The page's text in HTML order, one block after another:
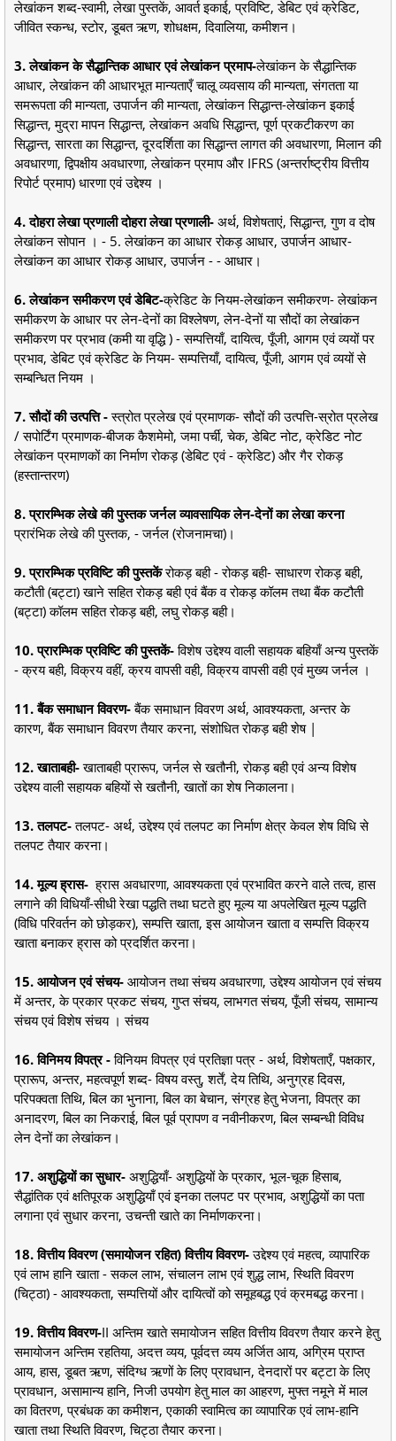
लेखांकन शब्द-स्वामी, लेखा पुस्तकें, आवर्त इकाई, प्रविष्टि, डेबिट एवं क्रेडिट,
जीवित स्कन्ध, स्टोर, डूबत ऋण, शोधक्षम, दिवालिया, कमीशन।
3. लेखांकन के सैद्धान्तिक आधार एवं लेखांकन प्रमाप-लेखांकन के सैद्धान्तिक
आधार, लेखांकन की आधारभूत मान्यताएँ चालू व्यवसाय की मान्यता, संगतता या
समरूपता की मान्यता, उपार्जन की मान्यता, लेखांकन सिद्धान्त-लेखांकन इकाई
सिद्धान्त, मुद्रा मापन सिद्धान्त, लेखांकन अवधि सिद्धान्त, पूर्ण प्रकटीकरण का
सिद्धान्त, सारता का सिद्धान्त, दूरदर्शिता का सिद्धान्त लागत की अवधारणा, मिलान की
अवधारणा, द्विपक्षीय अवधारणा, लेखांकन प्रमाप और IFRS (अन्तर्राष्ट्रीय वित्तीय
रिपोर्ट प्रमाप) धारणा एवं उद्देश्य ।
4. दोहरा लेखा प्रणाली दोहरा लेखा प्रणाली- अर्थ, विशेषताएं, सिद्धान्त, गुण व दोष
लेखांकन सोपान । - 5. लेखांकन का आधार रोकड़ आधार, उपार्जन आधार-
लेखांकन का आधार रोकड़ आधार, उपार्जन - - आधार।
6. लेखांकन समीकरण एवं डेबिट-क्रेडिट के नियम-लेखांकन समीकरण- लेखांकन
समीकरण के आधार पर लेन-देनों का विश्लेषण, लेन-देनों या सौदों का लेखांकन
समीकरण पर प्रभाव (कमी या वृद्धि ) - सम्पत्तियाँ, दायित्व, पूँजी, आगम एवं व्ययों पर
प्रभाव, डेबिट एवं क्रेडिट के नियम- सम्पत्तियाँ, दायित्व, पूँजी, आगम एवं व्ययों से
सम्बन्धित नियम ।
7. सौदों की उत्पत्ति -स्त्रोत प्रलेख एवं प्रमाणक- सौदों की उत्पत्ति-स्रोत प्रलेख
/ सपोर्टिंग प्रमाणक-बीजक कैशमेमो, जमा पर्ची, चेक, डेबिट नोट, क्रेडिट नोट
लेखांकन प्रमाणकों का निर्माण रोकड़ (डेबिट एवं - क्रेडिट) और गैर रोकड़
(हस्तान्तरण)
8. प्रारम्भिक लेखे की पुस्तक जर्नल व्यावसायिक लेन-देनों का लेखा करना
प्रारंभिक लेखे की पुस्तक, - जर्नल (रोजनामचा)।
9. प्रारम्भिक प्रविष्टि की पुस्तकेंरोकड़ बही - रोकड़ बही- साधारण रोकड़ बही,
कटौती (बट्टा) खाने सहित रोकड़ बही एवं बैंक व रोकड़ कॉलम तथा बैंक कटौती
(बट्टा) कॉलम सहित रोकड़ बही, लघु रोकड़ बही।
10. प्रारम्भिक प्रविष्टि की पुस्तकें-विशेष उद्देश्य वाली सहायक बहियाँ अन्य पुस्तकें
- क्रय बही, विक्रय वहीं, क्रय वापसी वही, विक्रय वापसी वही एवं मुख्य जर्नल ।
11. बैंक समाधान विवरण-बैंक समाधान विवरण अर्थ, आवश्यकता, अन्तर के
कारण, बैंक समाधान विवरण तैयार करना, संशोधित रोकड़ बही शेष |
12. खाताबही-खाताबही प्रारूप, जर्नल से खतौनी, रोकड़ बही एवं अन्य विशेष
उद्देश्य वाली सहायक बहियों से खतौनी, खातों का शेष निकालना।
13. तलपट-तलपट- अर्थ, उद्देश्य एवं तलपट का निर्माण क्षेत्र केवल शेष विधि से
तलपट तैयार करना।
14. मूल्य ह्रास- ह्रास अवधारणा, आवश्यकता एवं प्रभावित करने वाले तत्व, हास
लगाने की विधियाँ-सीधी रेखा पद्धति तथा घटते हुए मूल्य या अपलेखित मूल्य पद्धति
(विधि परिवर्तन को छोड़कर), सम्पत्ति खाता, इस आयोजन खाता व सम्पत्ति विक्रय
खाता बनाकर ह्रास को प्रदर्शित करना।
15. आयोजन एवं संचय- आयोजन तथा संचय अवधारणा, उद्देश्य आयोजन एवं संचय
में अन्तर, के प्रकार प्रकट संचय, गुप्त संचय, लाभगत संचय, पूँजी संचय, सामान्य
संचय एवं विशेष संचय । संचय
16. विनिमय विपत्र -विनियम विपत्र एवं प्रतिज्ञा पत्र - अर्थ, विशेषताएँ, पक्षकार,
प्रारूप, अन्तर, महत्वपूर्ण शब्द- विषय वस्तु, शर्तें, देय तिथि, अनुग्रह दिवस,
परिपक्वता तिथि, बिल का भुनाना, बिल का बेचान, संग्रह हेतु भेजना, विपत्र का
अनादरण, बिल का निकराई, बिल पूर्व प्रापण व नवीनीकरण, बिल सम्बन्धी विविध
लेन देनों का लेखांकन।
17. अशुद्धियों का सुधार- अशुद्धियाँ- अशुद्धियों के प्रकार, भूल-चूक हिसाब,
सैद्धांतिक एवं क्षतिपूरक अशुद्धियाँ एवं इनका तलपट पर प्रभाव, अशुद्धियों का पता
लगाना एवं सुधार करना, उचन्ती खाते का निर्माणकरना।
18. वित्तीय विवरण (समायोजन रहित) वित्तीय विवरण-उद्देश्य एवं महत्व, व्यापारिक
एवं लाभ हानि खाता - सकल लाभ, संचालन लाभ एवं शुद्ध लाभ, स्थिति विवरण
(चिट्ठा) - आवश्यकता, सम्पत्तियों और दायित्वों को समूहबद्ध एवं क्रमबद्ध करना।
19. वित्तीय विवरण-II अन्तिम खाते समायोजन सहित वित्तीय विवरण तैयार करने हेतु
समायोजन अन्तिम रहतिया, अदत्त व्यय, पूर्वदत्त व्यय अर्जित आय, अग्रिम प्राप्त
आय, हास, डूबत ऋण, संदिग्ध ऋणों के लिए प्रावधान, देनदारों पर बट्टा के लिए
प्रावधान, असामान्य हानि, निजी उपयोग हेतु माल का आहरण, मुफ्त नमूने में माल
का वितरण, प्रबंधक का कमीशन, एकाकी स्वामित्व का व्यापारिक एवं लाभ-हानि
खाता तथा स्थिति विवरण, चिट्ठा तैयार करना।